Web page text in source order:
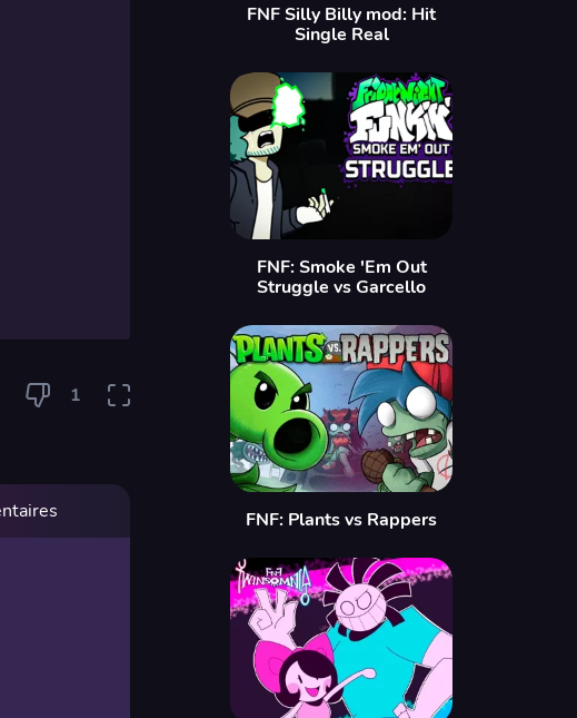
1
FNF Silly Billy mod: Hit
Single Real
FNF: Smoke 'Em Out
Struggle vs Garcello
FNF: Plants vs Rappers